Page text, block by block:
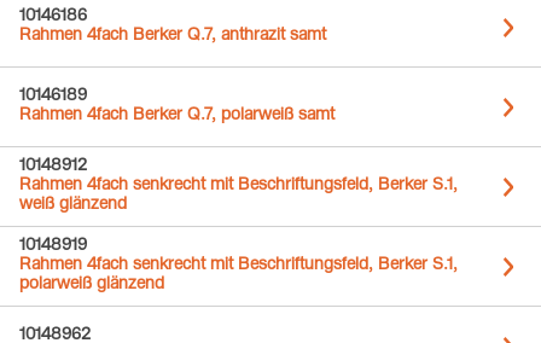
10146186
Rahmen 4fach Berker Q.7, anthrazit samt
10146189
Rahmen 4fach Berker Q.7, polarweiß samt
10148912
Rahmen 4fach senkrecht mit Beschriftungsfeld, Berker S.1,
weiß glänzend
10148919
Rahmen 4fach senkrecht mit Beschriftungsfeld, Berker S.1,
polarweiß glänzend
10148962